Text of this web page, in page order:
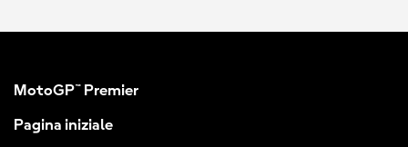
MotoGP™ Premier
Pagina iniziale